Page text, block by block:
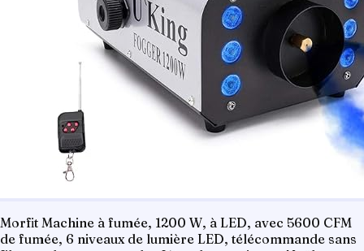
Morfit Machine à fumée, 1200 W, à LED, avec 5600 CFM
de fumée, 6 niveaux de lumière LED, télécommande sans